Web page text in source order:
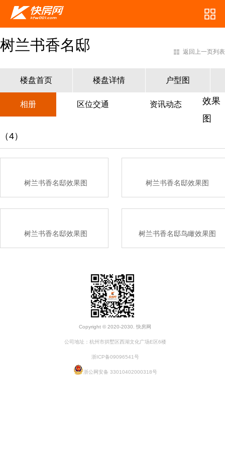
树兰书香名邸 返回上一页列表
楼盘首页 楼盘详情 户型图
相册 区位交通 资讯动态
效果
图
（4）
树兰书香名邸效果图 树兰书香名邸效果图
树兰书香名邸效果图 树兰书香名邸鸟瞰效果图
Copyright © 2020-2030. 快房网
公司地址：杭州市拱墅区西湖文化广场E区6楼
浙ICP备09096541号
浙公网安备 33010402000318号